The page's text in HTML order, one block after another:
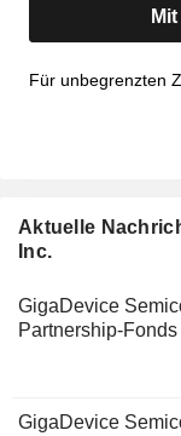
Für unbegrenzten
Aktuelle
Inc.
GigaDevice
Partnership-
GigaDevice